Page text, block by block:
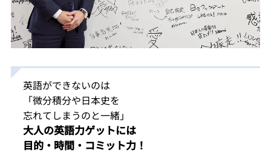
英語ができないのは
「微分積分や日本史を
忘れてしまうのと一緒」
大人の英語力ゲットには
目的・時間・コミット力！